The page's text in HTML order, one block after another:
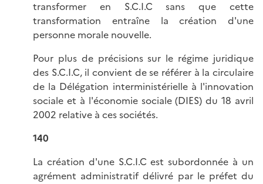
transformer en S.C.I.C sans que cette
transformation entraîne la création d'une
personne morale nouvelle.
Pour plus de précisions sur le régime juridique
des S.C.I.C, il convient de se référer à la circulaire
de la Délégation interministérielle à l'innovation
sociale et à l'économie sociale (DIES) du 18 avril
2002 relative à ces sociétés.
140
La création d'une S.C.I.C est subordonnée à un
agrément administratif délivré par le préfet du